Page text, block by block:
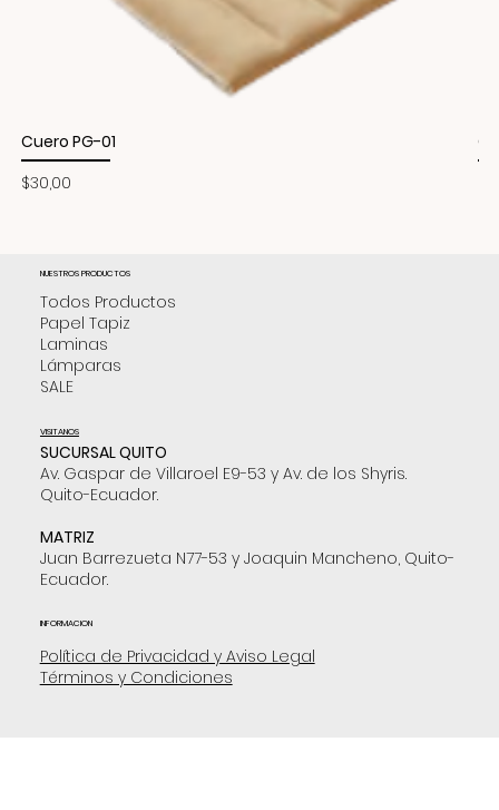
Cuero PG-01
Precio
$30,00
NUESTROS PRODUCTOS
Todos Productos
Papel Tapiz
Laminas
Lámparas
SALE
VISITANOS
SUCURSAL QUITO
Av. Gaspar de Villaroel E9-53 y Av. de los Shyris.
Quito-Ecuador.
MATRIZ
Juan Barrezueta N77-53 y Joaquin Mancheno, Quito-
Ecuador.
INFORMACION
Política de Privacidad y Aviso Legal
Términos y Condiciones